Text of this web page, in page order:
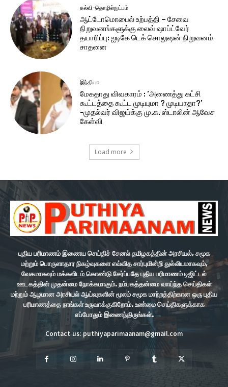
கல்வி-தொழில்நுட்பம்
ஆட்டோமொபைல் உற்பத்தி – சேவை
நிறுவனங்களுக்கு லைவ் ஷாப்ட்வேர்
தயாரிப்பு: ஐடிகே டெக் சொலுஷன் நிறுவனம்
சாதனை
இந்தியா
மேகதாது விவகாரம் : ‘அணைத்து கட்சி
கூட்டத்தை கூட்ட முடியுமா ? முடியாதா?’
-முதல்வர் விஜய்க்கு மு.க. ஸ்டாலின் ஆவேச
கேள்வி
Load more
புதிய பரிமாணம் இணைய செய்திச் சேனல் தமிழகத்தின் அரசியல், சமூக
மற்றும் பொருளாதார நிகழ்வுகளை எவ்வித சார்புமின்றி துல்லியமாகவும்,
வேகமாகவும் மக்களிடம் கொண்டு சேர்ப்பதே புதிய பரிமாணம் டிஜிட்டல்
ஊடகத்தின் முதன்மை நோக்கமாகும். நம்பகத்தன்மை வாய்ந்த செய்திகள்
மற்றும் ஆழமான அரசியல் ஆய்வுகளின் மூலம் சமூக மாற்றத்திற்கான ஒரு புதிய
பரிமாணத்தை நாங்கள் உருவாக்குகிறோம். உண்மை செய்திகளுக்காக
எப்போதும் இணைந்திருங்கள்.
Contact us: puthiyaparimaanam@gmail.com